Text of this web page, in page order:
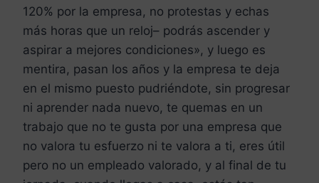
120% por la empresa, no protestas y echas
más horas que un reloj– podrás ascender y
aspirar a mejores condiciones», y luego es
mentira, pasan los años y la empresa te deja
en el mismo puesto pudriéndote, sin progresar
ni aprender nada nuevo, te quemas en un
trabajo que no te gusta por una empresa que
no valora tu esfuerzo ni te valora a ti, eres útil
pero no un empleado valorado, y al final de tu